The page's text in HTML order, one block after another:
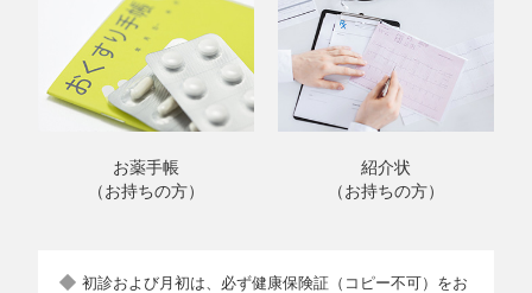
お薬手帳
（お持ちの方）
紹介状
（お持ちの方）
初診および月初は、必ず健康保険証（コピー不可）をお